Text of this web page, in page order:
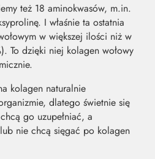
też 18 aminokwasów, m.in.
I właśnie ta ostatnia
w większej ilości niż w
To dzięki niej kolagen wołowy
kolagen naturalnie
dlatego świetnie się
go uzupełniać, a
nie chcą sięgać po kolagen